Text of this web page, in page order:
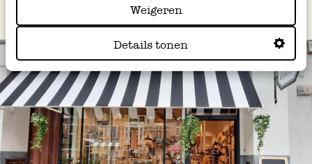
Weigeren
Details tonen